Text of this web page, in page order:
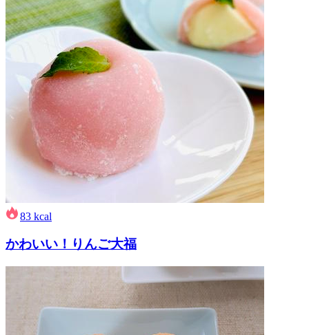
83 kcal
かわいい！りんご大福